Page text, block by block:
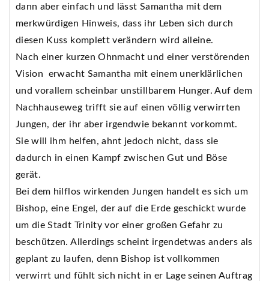
dann aber einfach und lässt Samantha mit dem
merkwürdigen Hinweis, dass ihr Leben sich durch
diesen Kuss komplett verändern wird alleine.
Nach einer kurzen Ohnmacht und einer verstörenden
Vision erwacht Samantha mit einem unerklärlichen
und vorallem scheinbar unstillbarem Hunger. Auf dem
Nachhauseweg trifft sie auf einen völlig verwirrten
Jungen, der ihr aber irgendwie bekannt vorkommt.
Sie will ihm helfen, ahnt jedoch nicht, dass sie
dadurch in einen Kampf zwischen Gut und Böse
gerät.
Bei dem hilflos wirkenden Jungen handelt es sich um
Bishop, eine Engel, der auf die Erde geschickt wurde
um die Stadt Trinity vor einer großen Gefahr zu
beschützen. Allerdings scheint irgendetwas anders als
geplant zu laufen, denn Bishop ist vollkommen
verwirrt und fühlt sich nicht in er Lage seinen Auftrag